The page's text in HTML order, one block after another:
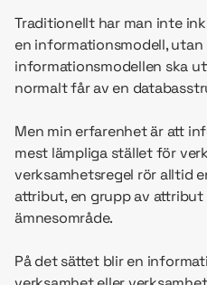
Traditionellt har man inte
en informationsmodell,
informationsmodellen ska
normalt får av en
Men min erfarenhet är att
mest lämpliga stället för
verksamhetsregel rör alltid
attribut, en grupp av attribut
ämnesområde.
På det sättet blir en